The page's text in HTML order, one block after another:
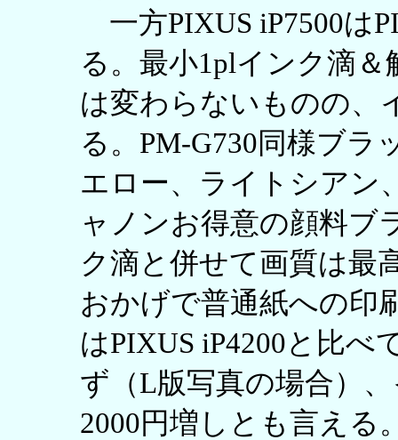
一方PIXUS iP7500は
る。最小1plインク滴＆
は変わらないものの、
る。PM-G730同様ブ
エロー、ライトシアン
ャノンお得意の顔料ブ
ク滴と併せて画質は最
おかげで普通紙への印
はPIXUS iP4200と比
ず（L版写真の場合）
2000円増しとも言える